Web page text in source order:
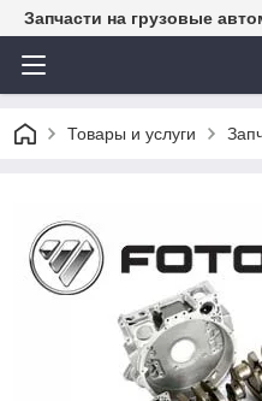
Запчасти на грузовые
Товары и услуги